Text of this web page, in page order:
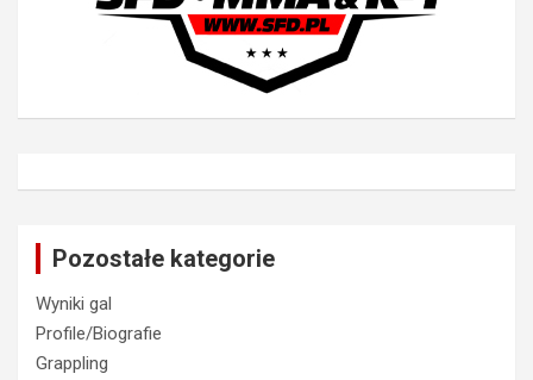
Pozostałe kategorie
Wyniki gal
Profile/Biografie
Grappling